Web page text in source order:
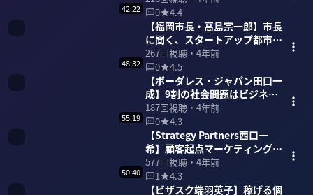
0
4.4
42:22
【福岡市長・高島宗一郎】市長
に聞く、スタートアップ都市
「福岡」 42分
267回視聴・ 4年前
0
4.5
48:32
【ボーダレス・ジャパン田口一
成】9割の社会問題はビジネス
で解決できる 48分
187回視聴・ 4年前
0
4.3
55:19
【Strategy Partners西口一
希】顧客起点マーケティングを
語り尽くす 55分
577回視聴・ 4年前
1
4.3
50:40
【ビザスク端羽英子】稼げる個